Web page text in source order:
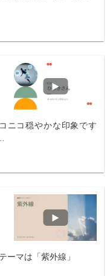
ニコ穏やかな印象です
ーマは「紫外線」